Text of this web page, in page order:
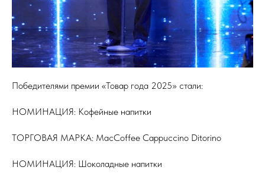
Победителями премии «Товар года 2025» стали:
НОМИНАЦИЯ: Кофейные напитки
ТОРГОВАЯ МАРКА: MacCoffee Cappuccino Ditorino
НОМИНАЦИЯ: Шоколадные напитки